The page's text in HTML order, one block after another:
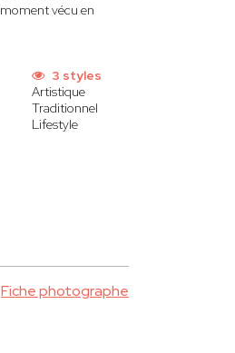
vécu en
3 styles
Artistique
Traditionnel
Lifestyle
Fiche photographe